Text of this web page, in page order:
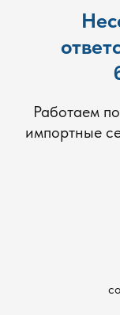
Работаем
импортные